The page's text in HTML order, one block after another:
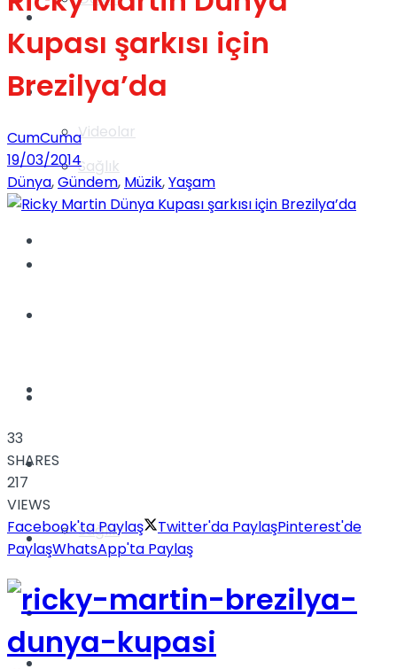
Videolar
Sağlık
TV
Gündem
Yaşam
Sağlık
Türkiye
Müzik
Sinema
Kupası şarkısı için
Brezilya’da
CumCuma
19/03/2014
Dünya,Gündem, Müzik,Yaşam
33
SHARES
217
VIEWS
Facebook'ta Paylaş
Twitter'da PaylaşPinterest'de
PaylaşWhatsApp'ta Paylaş